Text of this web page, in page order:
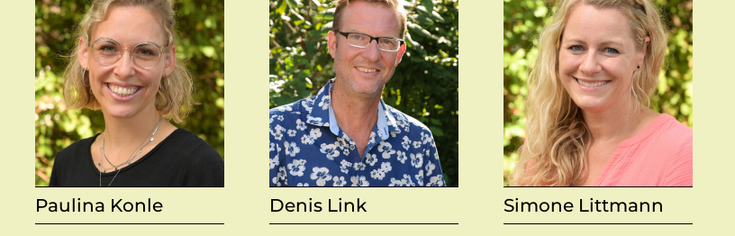
Paulina Konle Denis Link Simone Littmann